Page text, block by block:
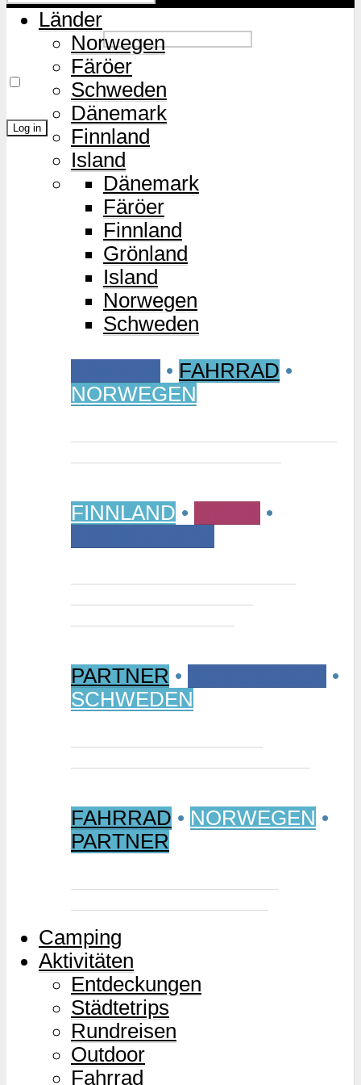
Password
Remember Me
Lost Password?
Länder
Norwegen
Färöer
Schweden
Dänemark
Finnland
Island
Dänemark
Färöer
Finnland
Grönland
Island
Norwegen
Schweden
• FAHRRAD •
NORWEGEN
FINNLAND •
•
PARTNER •
•
SCHWEDEN
FAHRRAD • NORWEGEN •
PARTNER
Camping
Aktivitäten
Entdeckungen
Städtetrips
Rundreisen
Outdoor
Fahrrad